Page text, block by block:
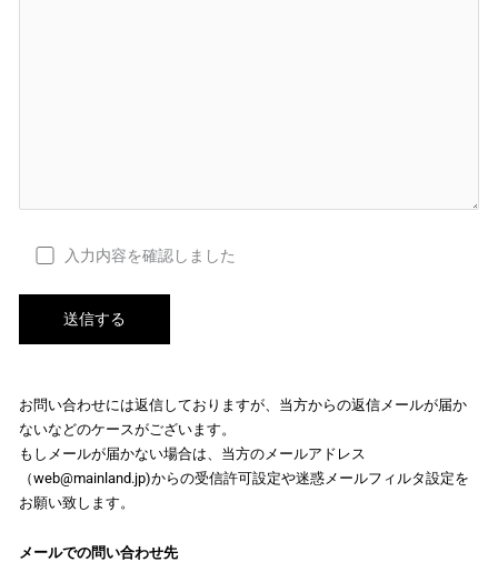
入力内容を確認しました
お問い合わせには返信しておりますが、当方からの返信メールが届か
ないなどのケースがございます。
もしメールが届かない場合は、当方のメールアドレス
（web@mainland.jp)からの受信許可設定や迷惑メールフィルタ設定を
お願い致します。
メールでの問い合わせ先